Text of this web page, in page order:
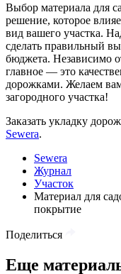
Выбор материала для
решение, которое
вид вашего участка.
сделать правильный
бюджета. Независимо
главное — это
дорожками. Желаем
загородного участка!
Заказать укладку
Sewera.
Sewera
Журнал
Участок
Материал для
покрытие
Поделиться
Еще